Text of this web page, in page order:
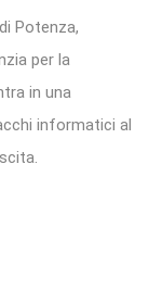
Potenza,
per la
in una
informatici al